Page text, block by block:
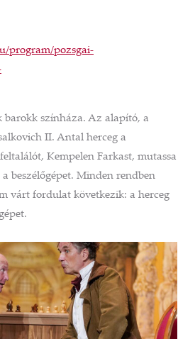
program/pozsgai-
színháza. Az alapító, a
II. Antal herceg a
Kempelen Farkast, mutassa
beszélőgépet. Minden rendben
várt fordulat következik: a herceg